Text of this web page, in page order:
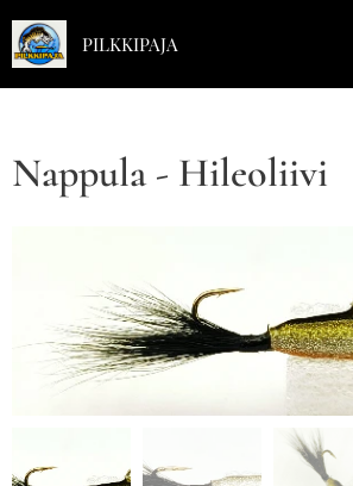
PILKKIPAJA
Nappula - Hileoliivi